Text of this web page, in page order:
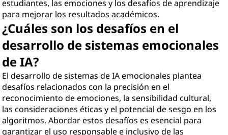
estudiantes, las emociones y los desafíos de aprendizaje
para mejorar los resultados académicos.
¿Cuáles son los desafíos en el
desarrollo de sistemas emocionales
de IA?
El desarrollo de sistemas de IA emocionales plantea
desafíos relacionados con la precisión en el
reconocimiento de emociones, la sensibilidad cultural,
las consideraciones éticas y el potencial de sesgo en los
algoritmos. Abordar estos desafíos es esencial para
garantizar el uso responsable e inclusivo de las